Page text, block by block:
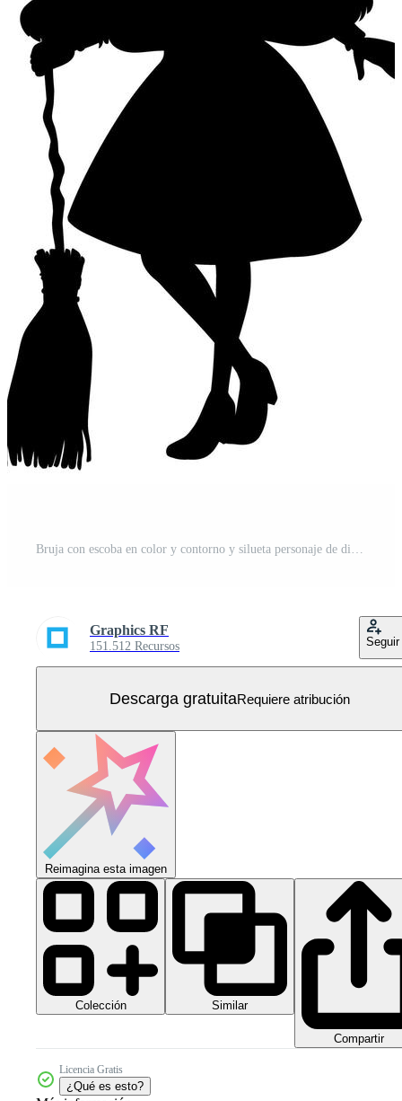
Bruja con escoba en color y contorno y silueta personaje de dibujos animados aislado sobre fondo blanco. Vector Gratis
Graphics RF
151.512 Recursos Seguir
Descarga gratuitaRequiere atribución
Reimagina esta imagen
Colección Similar
Compartir
Licencia Gratis
¿Qué es esto?